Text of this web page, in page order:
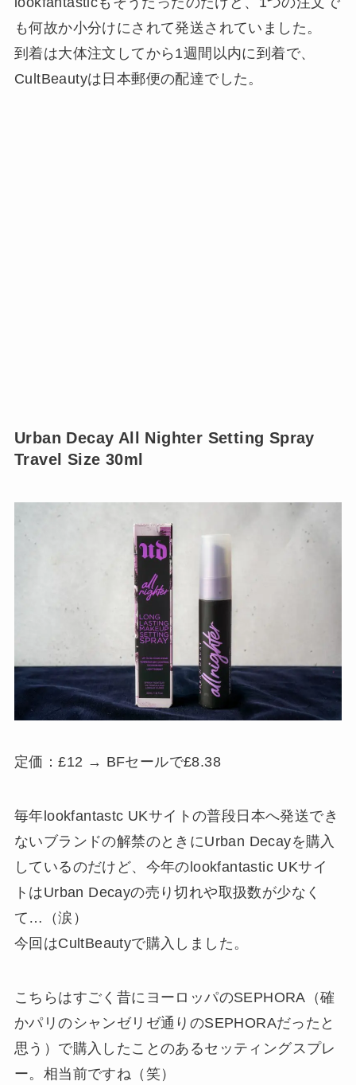
も何故か小分けにされて発送されていました。
到着は大体注文してから1週間以内に到着で、
CultBeautyは日本郵便の配達でした。
Urban Decay All Nighter Setting Spray
Travel Size 30ml
定価：£12 → BFセールで£8.38
毎年lookfantastc UKサイトの普段日本へ発送でき
ないブランドの解禁のときにUrban Decayを購入
しているのだけど、今年のlookfantastic UKサイ
トはUrban Decayの売り切れや取扱数が少なく
て…（涙）
今回はCultBeautyで購入しました。
こちらはすごく昔にヨーロッパのSEPHORA（確
かパリのシャンゼリゼ通りのSEPHORAだったと
思う）で購入したことのあるセッティングスプレ
ー。相当前ですね（笑）